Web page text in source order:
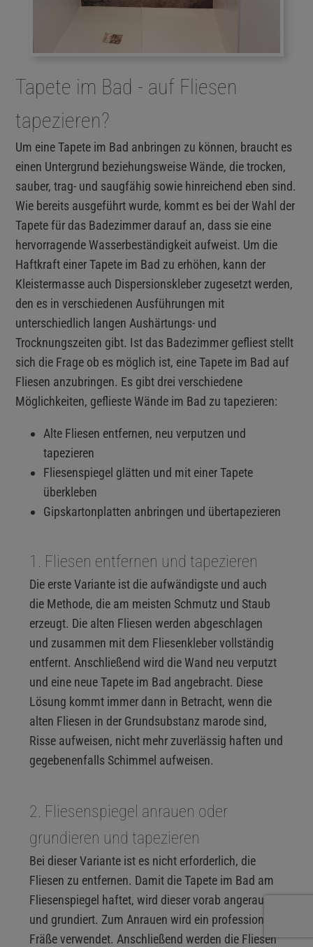
Tapete im Bad - auf Fliesen
tapezieren?
Um eine Tapete im Bad anbringen zu können, braucht es
einen Untergrund beziehungsweise Wände, die trocken,
sauber, trag- und saugfähig sowie hinreichend eben sind.
Wie bereits ausgeführt wurde, kommt es bei der Wahl der
Tapete für das Badezimmer darauf an, dass sie eine
hervorragende Wasserbeständigkeit aufweist. Um die
Haftkraft einer Tapete im Bad zu erhöhen, kann der
Kleistermasse auch Dispersionskleber zugesetzt werden,
den es in verschiedenen Ausführungen mit
unterschiedlich langen Aushärtungs- und
Trocknungszeiten gibt. Ist das Badezimmer gefliest stellt
sich die Frage ob es möglich ist, eine Tapete im Bad auf
Fliesen anzubringen. Es gibt drei verschiedene
Möglichkeiten, geflieste Wände im Bad zu tapezieren:
Alte Fliesen entfernen, neu verputzen und
tapezieren
Fliesenspiegel glätten und mit einer Tapete
überkleben
Gipskartonplatten anbringen und übertapezieren
1. Fliesen entfernen und tapezieren
Die erste Variante ist die aufwändigste und auch
die Methode, die am meisten Schmutz und Staub
erzeugt. Die alten Fliesen werden abgeschlagen
und zusammen mit dem Fliesenkleber vollständig
entfernt. Anschließend wird die Wand neu verputzt
und eine neue Tapete im Bad angebracht. Diese
Lösung kommt immer dann in Betracht, wenn die
alten Fliesen in der Grundsubstanz marode sind,
Risse aufweisen, nicht mehr zuverlässig haften und
gegebenenfalls Schimmel aufweisen.
2. Fliesenspiegel anrauen oder
grundieren und tapezieren
Bei dieser Variante ist es nicht erforderlich, die
Fliesen zu entfernen. Damit die Tapete im Bad am
Fliesenspiegel haftet, wird dieser vorab angeraut
und grundiert. Zum Anrauen wird ein professionale
Fräße verwendet. Anschließend werden die Fliesen